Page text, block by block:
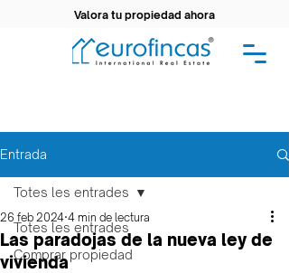
Valora tu propiedad ahora
Entrada
Totes les entrades
Comprar propiedad
Totes les entrades
Las paradojas de la nueva ley de
vivienda
26 feb 2024 4 min de lectura